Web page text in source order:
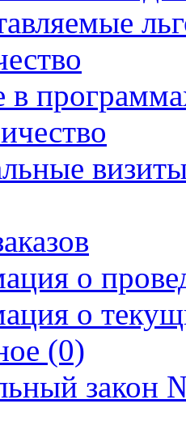
в
о
о
(0)
закон